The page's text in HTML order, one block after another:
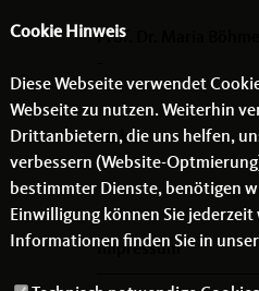
Prof. Dr. Maria Böhmer
- -
Links
Impressum
Cookie Hinweis
Diese Webseite verwendet
Webseite zu nutzen. Weiterhin
Drittanbietern, die uns helfen,
verbessern (Website-
bestimmter Dienste, benötigen
Einwilligung können Sie
Informationen finden Sie in